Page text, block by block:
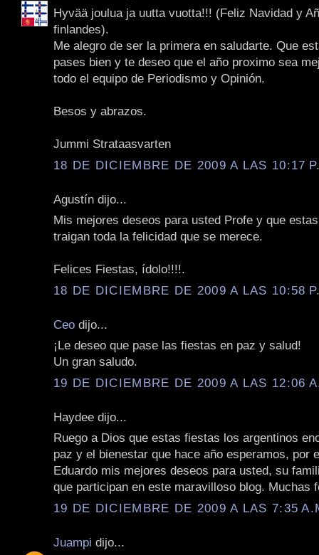
Hyvää joulua ja uutta vuotta!!! (Feliz Navidad y
finlandes).
Me alegro de ser la primera en saludarte. Que
pases bien y te deseo que el año proximo sea
todo el equipo de Periodismo y Opinión.
Besos y abrazos.
Jummi Strataasvarten
18 DE DICIEMBRE DE 2009 A LAS 10:17
Agustín dijo...
Mis mejores deseos para usted Profe y que
traigan toda la felicidad que se merece.
Felices Fiestas, ídolo!!!!.
18 DE DICIEMBRE DE 2009 A LAS 10:58
Ceo dijo...
¡Le deseo que pase las fiestas en paz y salud!
Un gran saludo.
19 DE DICIEMBRE DE 2009 A LAS 12:06
Haydee dijo...
Ruego a Dios que estas fiestas los argentinos
paz y el bienestar que hace año esperamos, por
Eduardo mis mejores deseos para usted, su
que participan en este maravilloso blog. Muchas
19 DE DICIEMBRE DE 2009 A LAS 7:35
Juampi dijo...